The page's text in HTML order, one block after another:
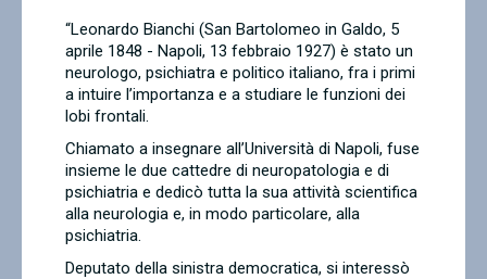
Contatti
“Leonardo Bianchi (San Bartolomeo in Galdo, 5
aprile 1848 - Napoli, 13 febbraio 1927) è stato un
neurologo, psichiatra e politico italiano, fra i primi
a intuire l’importanza e a studiare le funzioni dei
lobi frontali.
Chiamato a insegnare all’Università di Napoli, fuse
insieme le due cattedre di neuropatologia e di
psichiatria e dedicò tutta la sua attività scientifica
alla neurologia e, in modo particolare, alla
psichiatria.
Deputato della sinistra democratica, si interessò